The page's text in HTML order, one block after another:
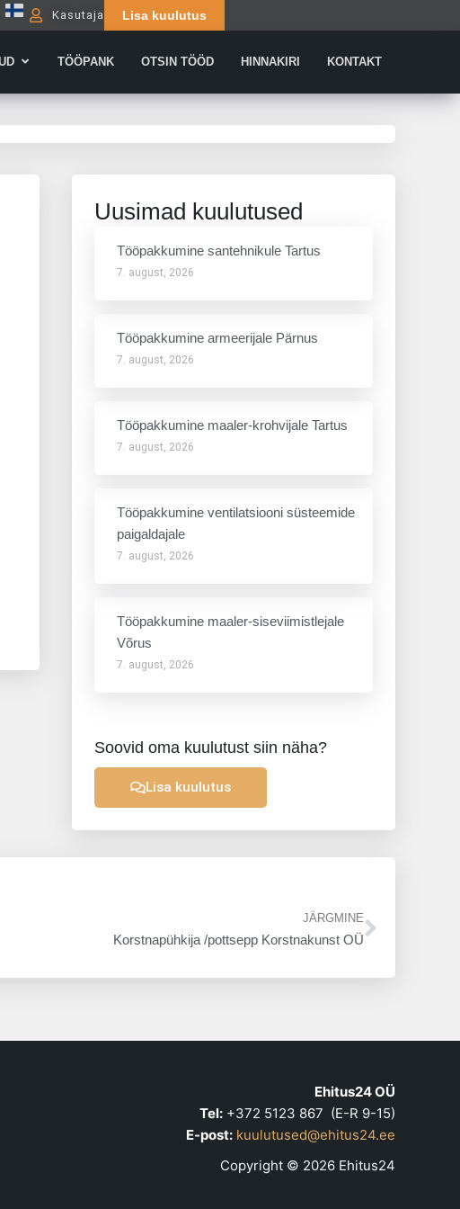
Kasutaja Lisa kuulutus
Open Päringud
TÖÖPANK OTSIN TÖÖD HINNAKIRI KONTAKT
Uusimad kuulutused
Tööpakkumine santehnikule Tartus
7. august, 2026
Tööpakkumine armeerijale Pärnus
7. august, 2026
Tööpakkumine maaler-krohvijale Tartus
7. august, 2026
Tööpakkumine ventilatsiooni süsteemide
paigaldajale
7. august, 2026
Tööpakkumine maaler-siseviimistlejale
Võrus
7. august, 2026
Soovid oma kuulutust siin näha?
Lisa kuulutus
JÄRGMINE
Korstnapühkija /pottsepp Korstnakunst OÜ
Ehitus24 OÜ
Tel:+372 5123 867 (E-R 9-15)
E-post: kuulutused@ehitus24.ee
Copyright © 2026 Ehitus24